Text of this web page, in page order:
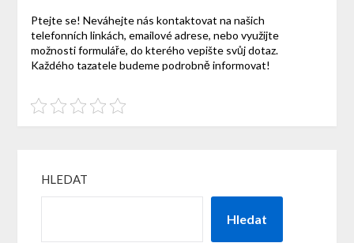
Ptejte se! Neváhejte nás kontaktovat na našich
telefonních linkách, emailové adrese, nebo využijte
možnosti formuláře, do kterého vepište svůj dotaz.
Každého tazatele budeme podrobně informovat!
HLEDAT
Hledat